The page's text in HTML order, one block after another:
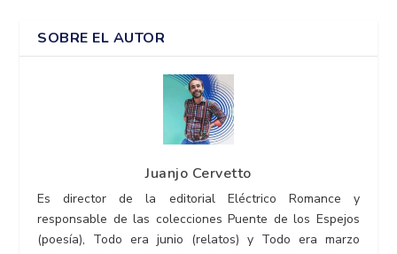
SOBRE EL AUTOR
Juanjo Cervetto
Es director de la editorial Eléctrico Romance y
responsable de las colecciones Puente de los Espejos
(poesía), Todo era junio (relatos) y Todo era marzo